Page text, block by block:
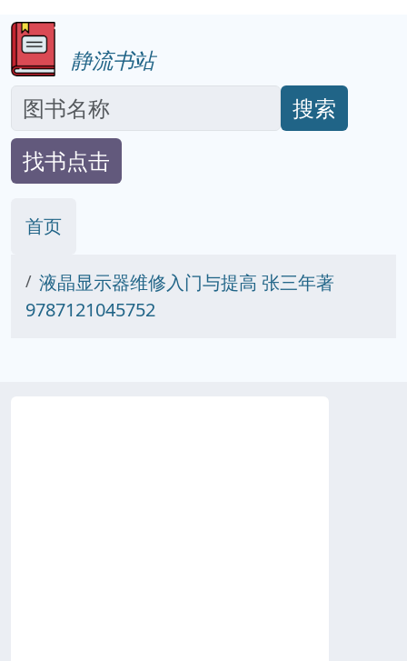
静流书站
搜索
找书点击
首页
液晶显示器维修入门与提高 张三年著
9787121045752